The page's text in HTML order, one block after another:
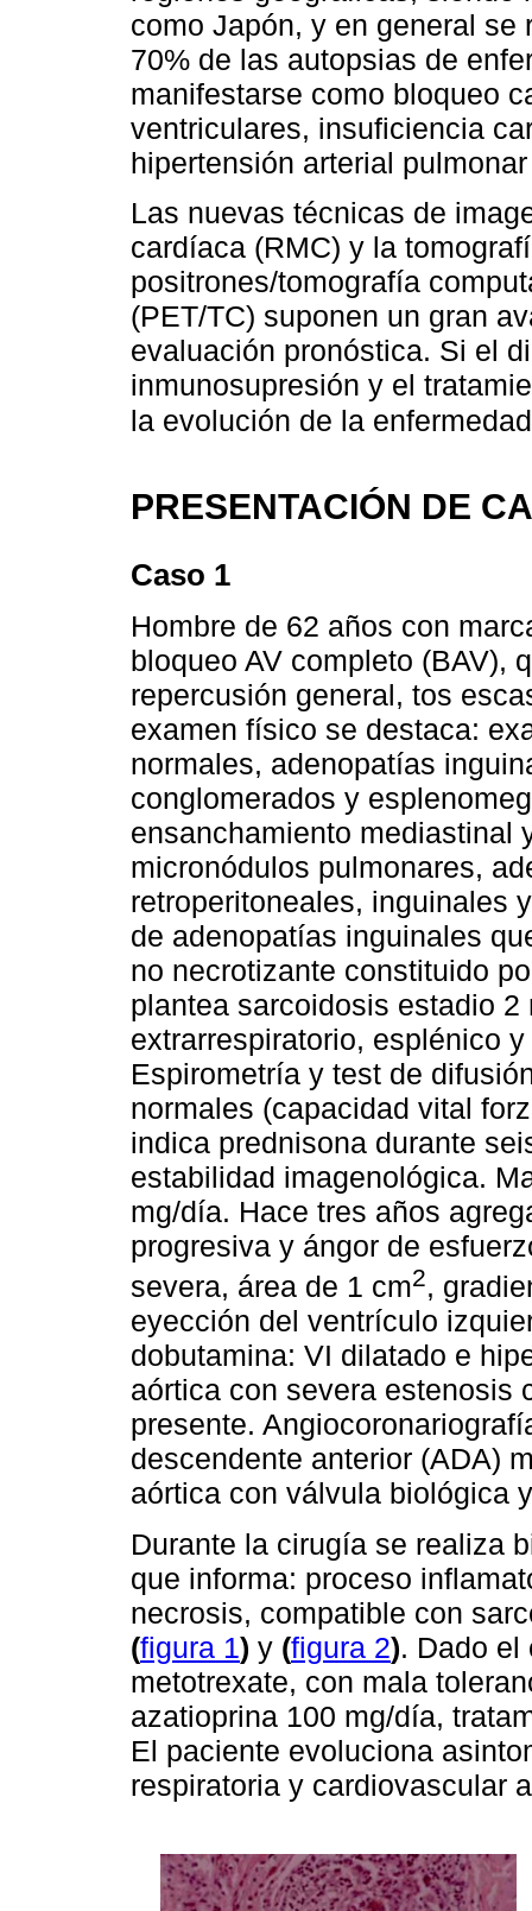
como Japón, y en general se
70% de las autopsias de
manifestarse como bloqueo
ventriculares, insuficiencia
hipertensión arterial
Las nuevas técnicas de
cardíaca (RMC) y la
positrones/tomografía
(PET/TC) suponen un gran
evaluación pronóstica. Si el
inmunosupresión y el
la evolución de la enfermedad
PRESENTACIÓN DE
Caso 1
Hombre de 62 años con
bloqueo AV completo (BAV),
repercusión general, tos
examen físico se destaca:
normales, adenopatías
conglomerados y
ensanchamiento mediastinal
micronódulos pulmonares,
retroperitoneales, inguinales
de adenopatías inguinales
no necrotizante constituido
plantea sarcoidosis estadio
extrarrespiratorio, esplénico
Espirometría y test de
normales (capacidad vital
indica prednisona durante
estabilidad imagenológica.
mg/día. Hace tres años
progresiva y ángor de
severa, área de 1 cm2,
eyección del ventrículo
dobutamina: VI dilatado e
aórtica con severa estenosis
presente.
descendente anterior (ADA)
aórtica con válvula biológica
Durante la cirugía se realiza
que informa: proceso
necrosis, compatible con
(figura 1) y (figura 2). Dado el
metotrexate, con mala
azatioprina 100 mg/día,
El paciente evoluciona
respiratoria y cardiovascular